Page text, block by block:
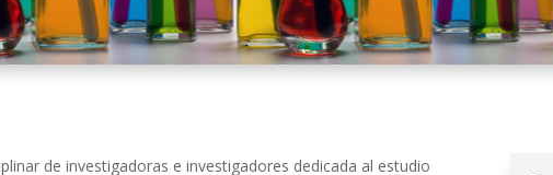
de investigadoras e investigadores dedicada al estudio